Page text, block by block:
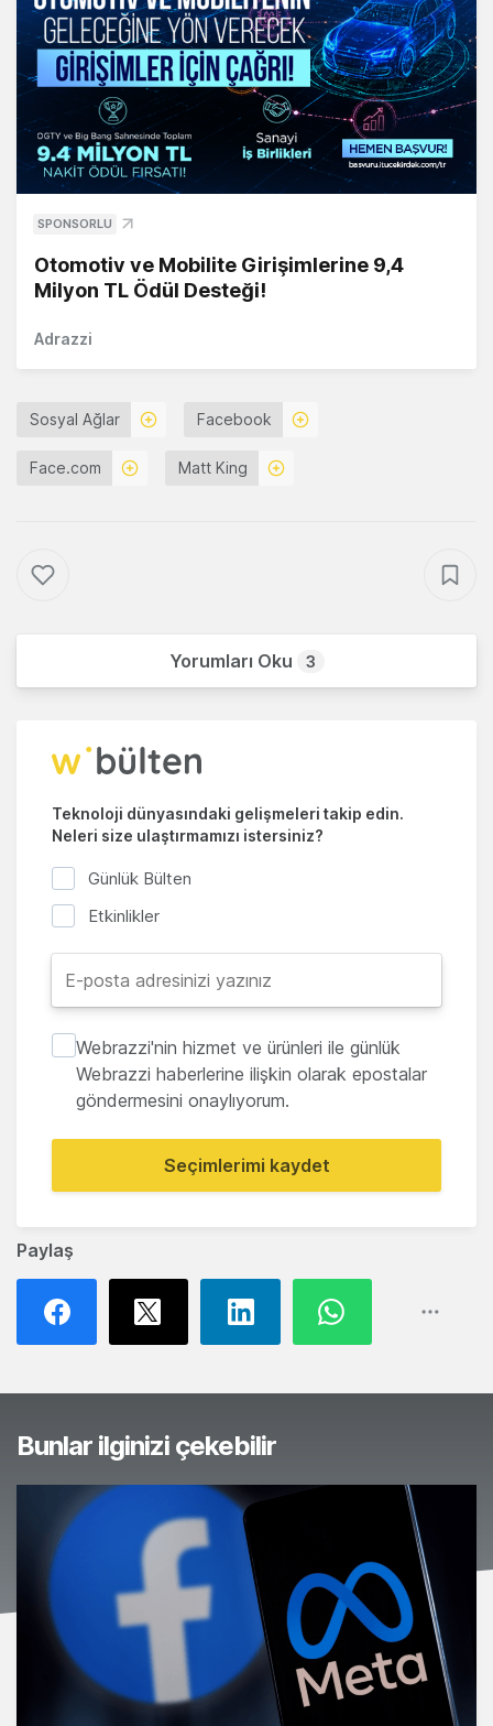
Paylaş
SPONSORLU
Otomotiv ve Mobilite Girişimlerine 9,4
Milyon TL Ödül Desteği!
Adrazzi
Sosyal Ağlar Facebook
Face.com Matt King
Yorumları Oku 3
Teknoloji dünyasındaki gelişmeleri takip edin.
Neleri size ulaştırmamızı istersiniz?
Günlük Bülten
Etkinlikler
Webrazzi'nin hizmet ve ürünleri ile günlük
Webrazzi haberlerine ilişkin olarak epostalar
göndermesini onaylıyorum.
Seçimlerimi kaydet
Bunlar ilginizi çekebilir